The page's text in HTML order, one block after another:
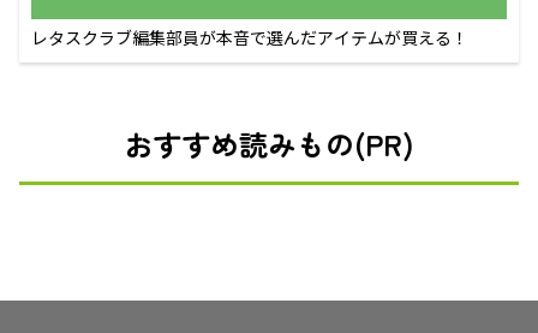
レタスクラブ編集部員が本音で選んだアイテムが買える！
おすすめ読みもの(PR)